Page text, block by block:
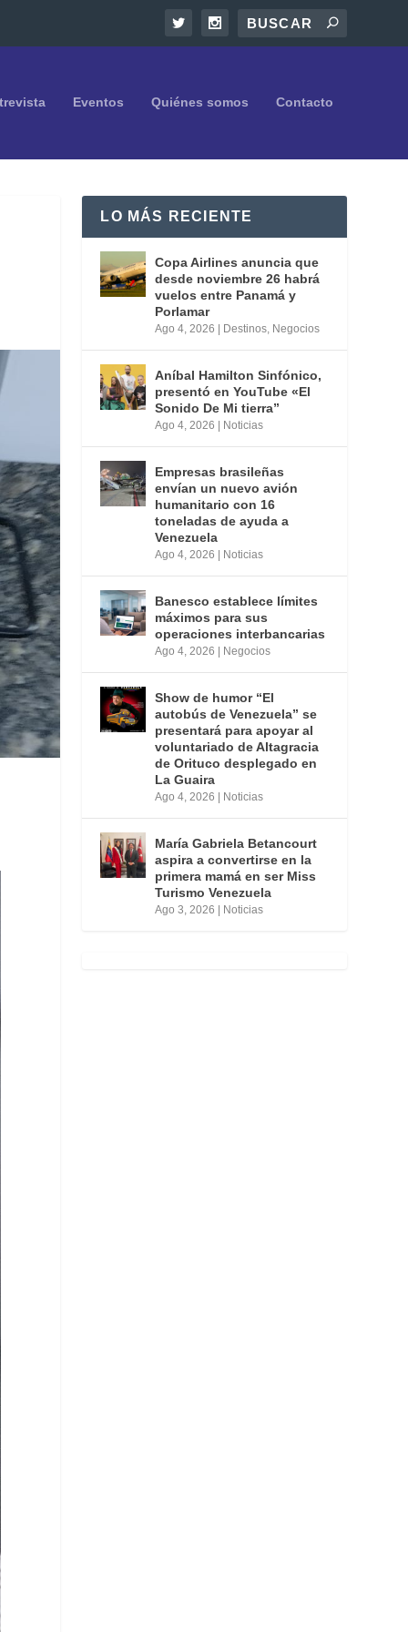
Eventos Quiénes somos Contacto
LO MÁS RECIENTE
Copa Airlines anuncia que
desde noviembre 26 habrá
vuelos entre Panamá y
Porlamar
Ago 4, 2026 Destinos, Negocios
Aníbal Hamilton Sinfónico,
presentó en YouTube «El
Sonido De Mi tierra”
Ago 4, 2026 Noticias
Empresas brasileñas
envían un nuevo avión
humanitario con 16
toneladas de ayuda a
Venezuela
Ago 4, 2026 Noticias
Banesco establece límites
máximos para sus
operaciones interbancarias
Ago 4, 2026 Negocios
Show de humor “El
autobús de Venezuela” se
presentará para apoyar al
voluntariado de Altagracia
de Orituco desplegado en
La Guaira
Ago 4, 2026 Noticias
María Gabriela Betancourt
aspira a convertirse en la
primera mamá en ser Miss
Turismo Venezuela
Ago 3, 2026 Noticias